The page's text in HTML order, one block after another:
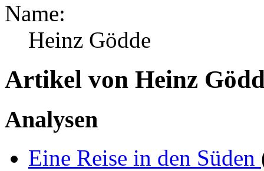
Name:
Heinz Gödde
Artikel von Heinz
Analysen
Eine Reise in den Süden